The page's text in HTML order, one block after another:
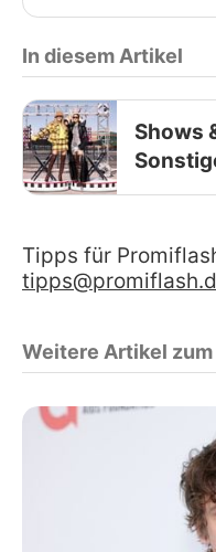
In diesem Artikel
Shows
Tipps für
Weitere Artikel zum